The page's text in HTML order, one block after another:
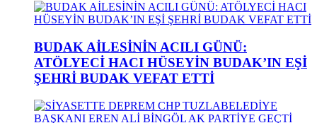
BUDAK AİLESİNİN ACILI GÜNÜ:
ATÖLYECİ HACI HÜSEYİN BUDAK’IN EŞİ
ŞEHRİ BUDAK VEFAT ETTİ